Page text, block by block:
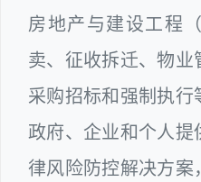
房地产与建设工程
卖、征收拆迁、物业
采购招标和强制执行
政府、企业和个人提
律风险防控解决方